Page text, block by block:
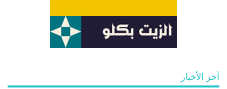
آخر الأخبار